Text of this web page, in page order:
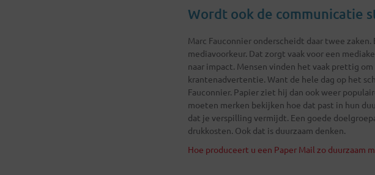
Wordt ook de communicatie
Marc Fauconnier onderscheidt daar twee
mediavoorkeur. Dat zorgt vaak voor een
naar impact. Mensen vinden het vaak prettig
krantenadvertentie. Want de hele dag op het
Fauconnier. Papier ziet hij dan ook weer
moeten merken bekijken hoe dat past in hun
dat je verspilling vermijdt. Een goede
drukkosten. Ook dat is duurzaam denken.
Hoe produceert u een Paper Mail zo duurzaam